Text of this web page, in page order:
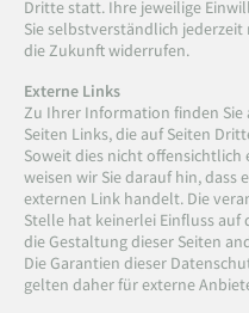
Dritte statt. Ihre jeweilige
Sie selbstverständlich
die Zukunft widerrufen.
Externe Links
Zu Ihrer Information finden Sie
Seiten Links, die auf Seiten
Soweit dies nicht offensichtlich
weisen wir Sie darauf hin, dass
externen Link handelt. Die
Stelle hat keinerlei Einfluss auf
die Gestaltung dieser Seiten
Die Garantien dieser
gelten daher für externe